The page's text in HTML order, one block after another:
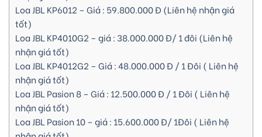
Loa JBL KP6012 – Giá : 59.800.000 Đ (Liên hệ nhận giá
tốt)
Loa JBL KP4010G2 – giá : 38.000.000 Đ/ 1 đôi (Liên hệ
nhận giá tốt)
Loa JBL KP4012G2 – Giá : 48.000.000 Đ / 1 Đôi ( Liên hệ
nhận giá tốt)
Loa JBL Pasion 8 – Giá : 12.500.000 Đ / 1 Đôi ( Liên hệ
nhận giá tốt)
Loa JBL Pasion 10 – giá : 15.600.000 Đ/ 1Đôi ( Liên hệ